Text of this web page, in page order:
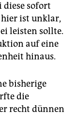
sofort
hier ist unklar,
leisten sollte.
auf eine
hinaus.
bisherige
die
recht dünnen